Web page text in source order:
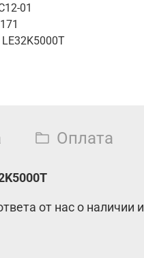
01
LE32K5000T
Оплата
от нас о наличии и